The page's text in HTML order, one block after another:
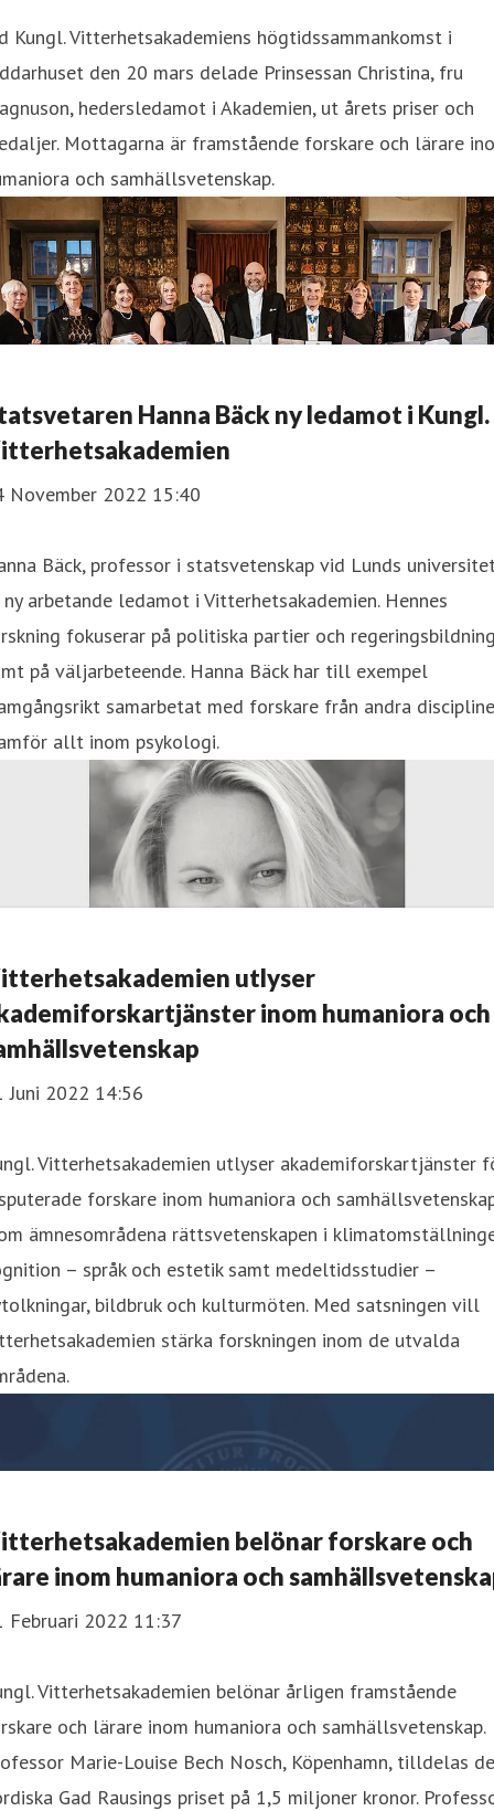
Kungl. Vitterhetsakademiens högtidssammankomst i
den 20 mars delade Prinsessan Christina, fru
hedersledamot i Akademien, ut årets priser och
Mottagarna är framstående forskare och lärare
och samhällsvetenskap.
Hanna Bäck ny ledamot i Kungl.
November 2022 15:40
Bäck, professor i statsvetenskap vid Lunds
arbetande ledamot i Vitterhetsakademien. Hennes
fokuserar på politiska partier och
på väljarbeteende. Hanna Bäck har till exempel
samarbetat med forskare från andra
allt inom psykologi.
utlyser
inom humaniora och
Juni 2022 14:56
Vitterhetsakademien utlyser akademiforskartjänster
forskare inom humaniora och
ämnesområdena rättsvetenskapen i
– språk och estetik samt medeltidsstudier –
bildbruk och kulturmöten. Med satsningen vill
stärka forskningen inom de utvalda
belönar forskare och
inom humaniora och
Februari 2022 11:37
Vitterhetsakademien belönar årligen framstående
och lärare inom humaniora och samhällsvetenskap.
Marie-Louise Bech Nosch, Köpenhamn, tilldelas
Gad Rausings priset på 1,5 miljoner kronor.